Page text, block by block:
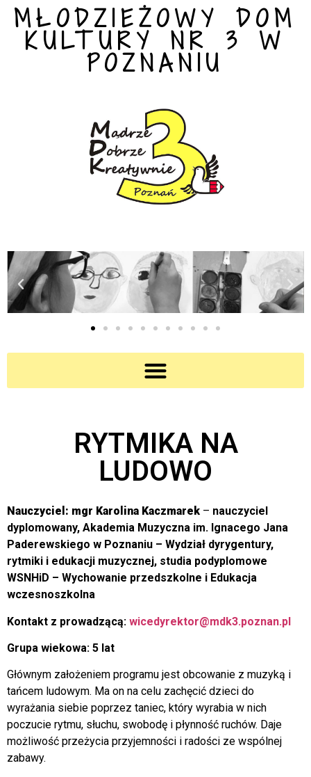
MŁODZIEŻOWY DOM
KULTURY NR 3 W
POZNANIU
RYTMIKA NA
LUDOWO
Nauczyciel: mgr Karolina Kaczmarek – nauczyciel
dyplomowany, Akademia Muzyczna im. Ignacego Jana
Paderewskiego w Poznaniu – Wydział dyrygentury,
rytmiki i edukacji muzycznej, studia podyplomowe
WSNHiD – Wychowanie przedszkolne i Edukacja
wczesnoszkolna
Kontakt z prowadzącą: wicedyrektor@mdk3.poznan.pl
Grupa wiekowa: 5 lat
Głównym założeniem programu jest obcowanie z muzyką i
tańcem ludowym. Ma on na celu zachęcić dzieci do
wyrażania siebie poprzez taniec, który wyrabia w nich
poczucie rytmu, słuchu, swobodę i płynność ruchów. Daje
możliwość przeżycia przyjemności i radości ze wspólnej
zabawy.